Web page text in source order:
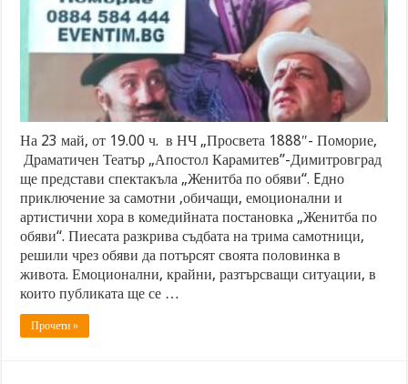
На 23 май, от 19.00 ч. в НЧ „Просвета 1888″- Поморие,
Драматичен Театър „Апостол Карамитев”-Димитровград
ще представи спектакъла „Женитба по обяви“. Eдно
приключение за самотни ,обичащи, емоционални и
артистични хора в комедийната постановка „Женитба по
обяви“. Пиесата разкрива съдбата на трима самотници,
решили чрез обяви да потърсят своята половинка в
живота. Емоционални, крайни, разтърсващи ситуации, в
които публиката ще се …
Прочети »